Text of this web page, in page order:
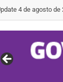
4 de agosto de